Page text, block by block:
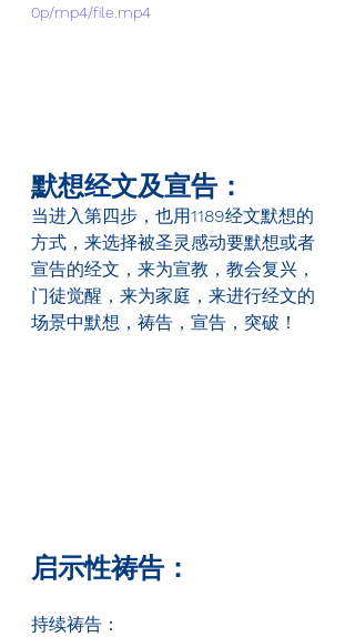
0p/mp4/file.mp4
默想经文及宣告：
当进入第四步，也用1189经文默想的
方式，来选择被圣灵感动要默想或者
宣告的经文，来为宣教，教会复兴，
门徒觉醒，来为家庭，来进行经文的
场景中默想，祷告，宣告，突破！
启示性祷告：
持续祷告：